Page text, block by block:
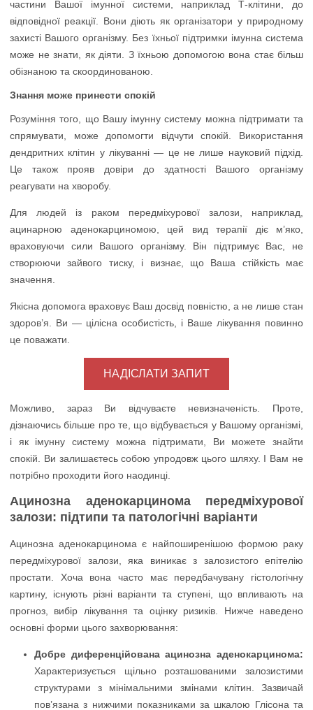
частини Вашої імунної системи, наприклад Т-клітини, до
відповідної реакції. Вони діють як організатори у природному
захисті Вашого організму. Без їхньої підтримки імунна система
може не знати, як діяти. З їхньою допомогою вона стає більш
обізнаною та скоординованою.
Знання може принести спокій
Розуміння того, що Вашу імунну систему можна підтримати та
спрямувати, може допомогти відчути спокій. Використання
дендритних клітин у лікуванні — це не лише науковий підхід.
Це також прояв довіри до здатності Вашого організму
реагувати на хворобу.
Для людей із раком передміхурової залози, наприклад,
ацинарною аденокарциномою, цей вид терапії діє м’яко,
враховуючи сили Вашого організму. Він підтримує Вас, не
створюючи зайвого тиску, і визнає, що Ваша стійкість має
значення.
Якісна допомога враховує Ваш досвід повністю, а не лише стан
здоров’я. Ви — цілісна особистість, і Ваше лікування повинно
це поважати.
НАДІСЛАТИ ЗАПИТ
Можливо, зараз Ви відчуваєте невизначеність. Проте,
дізнаючись більше про те, що відбувається у Вашому організмі,
і як імунну систему можна підтримати, Ви можете знайти
спокій. Ви залишаєтесь собою упродовж цього шляху. І Вам не
потрібно проходити його наодинці.
Ацинозна аденокарцинома передміхурової
залози: підтипи та патологічні варіанти
Ацинозна аденокарцинома є найпоширенішою формою раку
передміхурової залози, яка виникає з залозистого епітелію
простати. Хоча вона часто має передбачувану гістологічну
картину, існують різні варіанти та ступені, що впливають на
прогноз, вибір лікування та оцінку ризиків. Нижче наведено
основні форми цього захворювання:
Добре диференційована ацинозна аденокарцинома:
Характеризується щільно розташованими залозистими
структурами з мінімальними змінами клітин. Зазвичай
пов’язана з нижчими показниками за шкалою Глісона та